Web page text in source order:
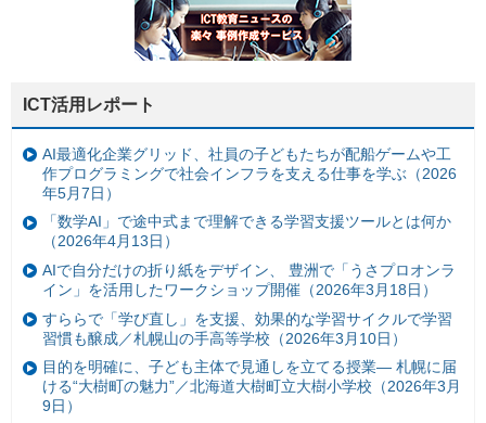
ICT活用レポート
AI最適化企業グリッド、社員の子どもたちが配船ゲームや工
作プログラミングで社会インフラを支える仕事を学ぶ（2026
年5月7日）
「数学AI」で途中式まで理解できる学習支援ツールとは何か
（2026年4月13日）
AIで自分だけの折り紙をデザイン、 豊洲で「うさプロオンラ
イン」を活用したワークショップ開催（2026年3月18日）
すららで「学び直し」を支援、効果的な学習サイクルで学習
習慣も醸成／札幌山の手高等学校（2026年3月10日）
目的を明確に、子ども主体で見通しを立てる授業— 札幌に届
ける“大樹町の魅力”／北海道大樹町立大樹小学校（2026年3月
9日）